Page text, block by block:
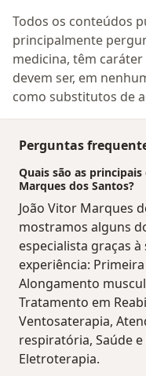
Todos os conteúdos
principalmente
medicina, têm
devem ser, em
como substitutos de
Perguntas
Quais são as
Marques dos Santos?
João Vitor Marques
mostramos alguns
especialista graças
experiência:
Alongamento
Tratamento em
Ventosaterapia,
respiratória, Saúde
Eletroterapia.